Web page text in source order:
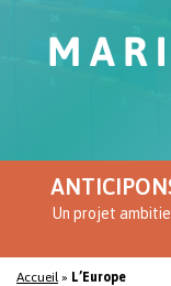
Un projet
Accueil» L’Europe